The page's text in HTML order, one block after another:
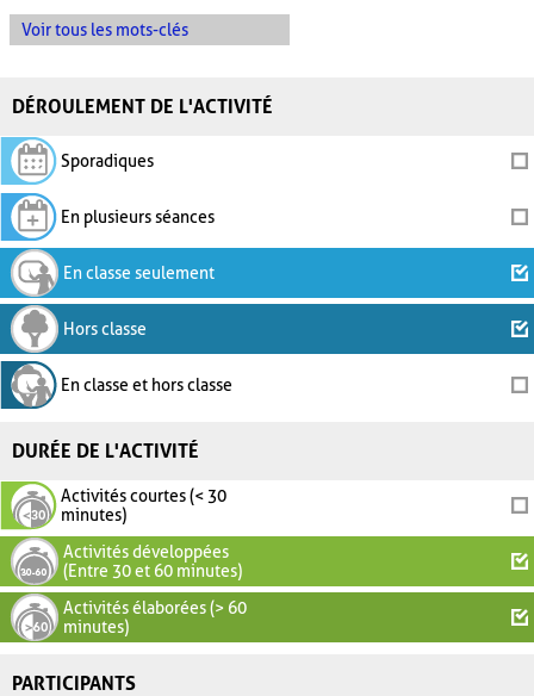
Voir tous les mots-clés
DÉROULEMENT DE L'ACTIVITÉ
Sporadiques
En plusieurs séances
En classe seulement
Hors classe
En classe et hors classe
DURÉE DE L'ACTIVITÉ
Activités courtes (< 30
minutes)
Activités développées
(Entre 30 et 60 minutes)
Activités élaborées (> 60
minutes)
PARTICIPANTS